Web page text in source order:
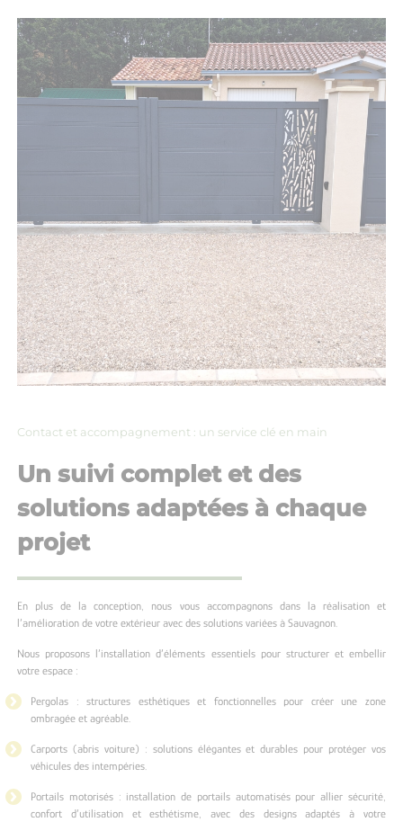
Contact et accompagnement : un service clé en main
Un suivi complet et des
solutions adaptées à chaque
projet
En plus de la conception, nous vous accompagnons dans la réalisation et
l’amélioration de votre extérieur avec des solutions variées à Sauvagnon.
Nous proposons l’installation d’éléments essentiels pour structurer et embellir
votre espace :
Pergolas : structures esthétiques et fonctionnelles pour créer une zone
ombragée et agréable.
Carports (abris voiture) : solutions élégantes et durables pour protéger vos
véhicules des intempéries.
Portails motorisés : installation de portails automatisés pour allier sécurité,
confort d’utilisation et esthétisme, avec des designs adaptés à votre